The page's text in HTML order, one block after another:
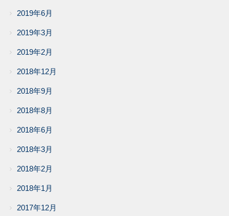
2019年6月
2019年3月
2019年2月
2018年12月
2018年9月
2018年8月
2018年6月
2018年3月
2018年2月
2018年1月
2017年12月